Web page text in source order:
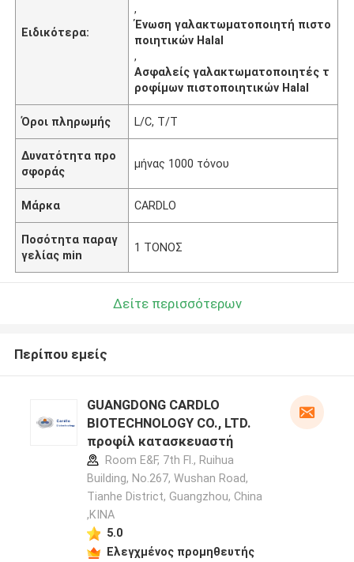
Ειδικότερα:
,
Ένωση γαλακτωματοποιητή πιστο
ποιητικών Halal
,
Ασφαλείς γαλακτωματοποιητές τ
ροφίμων πιστοποιητικών Halal
Όροι πληρωμής L/C, T/T
Δυνατότητα προ
σφοράς
μήνας 1000 τόνου
Μάρκα CARDLO
Ποσότητα παραγ
γελίας min
1 ΤΟΝΟΣ
Δείτε περισσότερων
Περίπου εμείς
GUANGDONG CARDLO
BIOTECHNOLOGY CO., LTD.
προφίλ κατασκευαστή
Room E&F, 7th Fl., Ruihua
Building, No.267, Wushan Road,
Tianhe District, Guangzhou, China
,ΚΙΝΑ
5.0
Ελεγχμένος προμηθευτής